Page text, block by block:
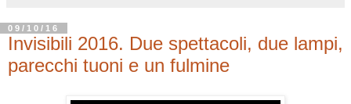
09/10/16
Invisibili 2016. Due spettacoli, due lampi,
parecchi tuoni e un fulmine